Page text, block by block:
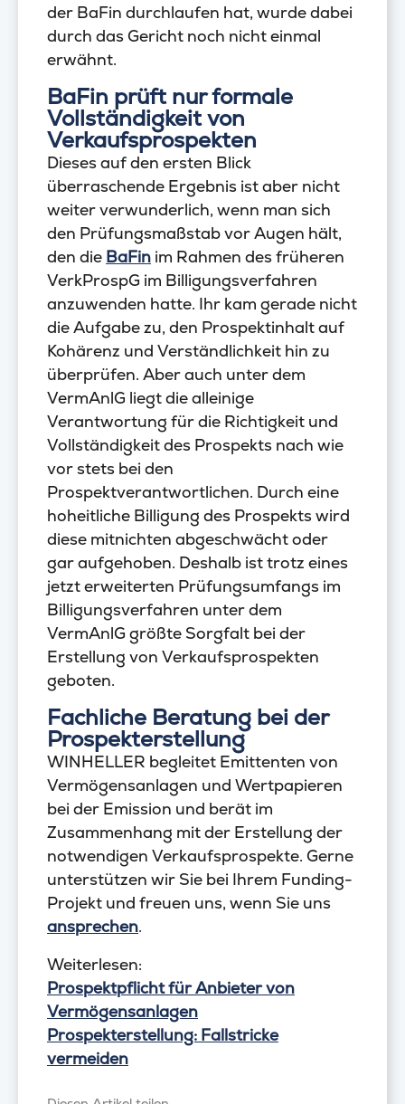
der BaFin durchlaufen hat, wurde dabei
durch das Gericht noch nicht einmal
erwähnt.
BaFin prüft nur formale
Vollständigkeit von
Verkaufsprospekten
Dieses auf den ersten Blick
überraschende Ergebnis ist aber nicht
weiter verwunderlich, wenn man sich
den Prüfungsmaßstab vor Augen hält,
den die BaFin im Rahmen des früheren
VerkProspG im Billigungsverfahren
anzuwenden hatte. Ihr kam gerade nicht
die Aufgabe zu, den Prospektinhalt auf
Kohärenz und Verständlichkeit hin zu
überprüfen. Aber auch unter dem
VermAnlG liegt die alleinige
Verantwortung für die Richtigkeit und
Vollständigkeit des Prospekts nach wie
vor stets bei den
Prospektverantwortlichen. Durch eine
hoheitliche Billigung des Prospekts wird
diese mitnichten abgeschwächt oder
gar aufgehoben. Deshalb ist trotz eines
jetzt erweiterten Prüfungsumfangs im
Billigungsverfahren unter dem
VermAnlG größte Sorgfalt bei der
Erstellung von Verkaufsprospekten
geboten.
Fachliche Beratung bei der
Prospekterstellung
WINHELLER begleitet Emittenten von
Vermögensanlagen und Wertpapieren
bei der Emission und berät im
Zusammenhang mit der Erstellung der
notwendigen Verkaufsprospekte. Gerne
unterstützen wir Sie bei Ihrem Funding-
Projekt und freuen uns, wenn Sie uns
ansprechen.
Weiterlesen:
Prospektpflicht für Anbieter von
Vermögensanlagen
Prospekterstellung: Fallstricke
vermeiden